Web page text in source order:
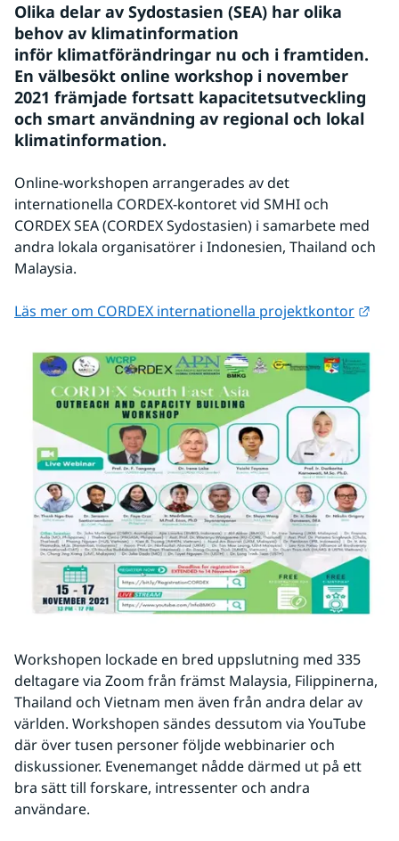
Olika delar av Sydostasien (SEA) har olika
behov av klimatinformation
inför klimatförändringar nu och i framtiden.
En välbesökt online workshop i november
2021 främjade fortsatt kapacitetsutveckling
och smart användning av regional och lokal
klimatinformation.
Online-workshopen arrangerades av det
internationella CORDEX-kontoret vid SMHI och
CORDEX SEA (CORDEX Sydostasien) i samarbete med
andra lokala organisatörer i Indonesien, Thailand och
Malaysia.
Läs mer om CORDEX internationella projektkontor
Workshopen lockade en bred uppslutning med 335
deltagare via Zoom från främst Malaysia, Filippinerna,
Thailand och Vietnam men även från andra delar av
världen. Workshopen sändes dessutom via YouTube
där över tusen personer följde webbinarier och
diskussioner. Evenemanget nådde därmed ut på ett
bra sätt till forskare, intressenter och andra
användare.